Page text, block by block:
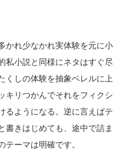
かれ少なかれ実体験を元に小
私小説と同様にネタはすぐ尽
くしの体験を抽象ベレルに上
キリつかんでそれをフィクシ
るようになる。逆に言えばテ
書きはじめても、途中で詰ま
ーマは明確です。